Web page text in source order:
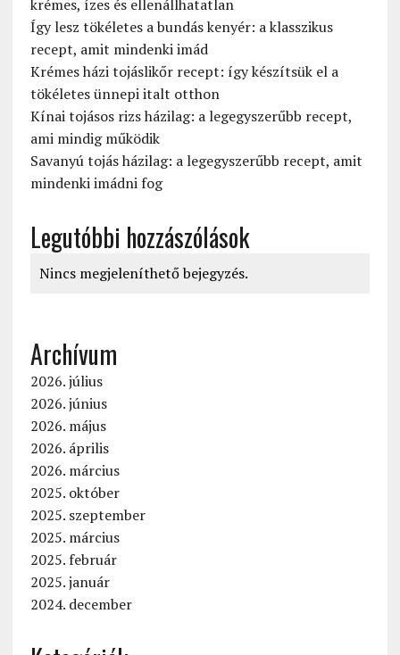
krémes, ízes és ellenállhatatlan
Így lesz tökéletes a bundás kenyér: a klasszikus
recept, amit mindenki imád
Krémes házi tojáslikőr recept: így készítsük el a
tökéletes ünnepi italt otthon
Kínai tojásos rizs házilag: a legegyszerűbb recept,
ami mindig működik
Savanyú tojás házilag: a legegyszerűbb recept, amit
mindenki imádni fog
Legutóbbi hozzászólások
Nincs megjeleníthető bejegyzés.
Archívum
2026. július
2026. június
2026. május
2026. április
2026. március
2025. október
2025. szeptember
2025. március
2025. február
2025. január
2024. december